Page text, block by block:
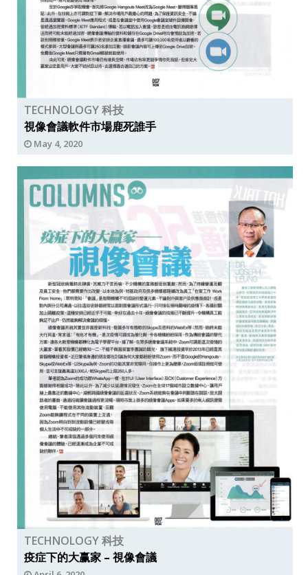
TECHNOLOGY 科技
視像會議軟件市場鹿死誰手
May 4, 2020
TECHNOLOGY 科技
疫症下的大赢家 – 視像會議